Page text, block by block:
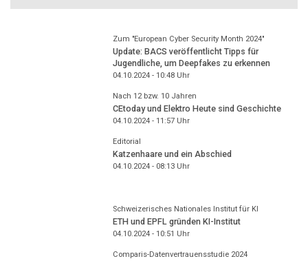
Zum "European Cyber Security Month 2024"
Update: BACS veröffentlicht Tipps für
Jugendliche, um Deepfakes zu erkennen
04.10.2024 - 10:48Uhr
Nach 12 bzw. 10 Jahren
CEtoday und Elektro Heute sind Geschichte
04.10.2024 - 11:57Uhr
Editorial
Katzenhaare und ein Abschied
04.10.2024 - 08:13Uhr
Schweizerisches Nationales Institut für KI
ETH und EPFL gründen KI-Institut
04.10.2024 - 10:51 Uhr
Comparis-Datenvertrauensstudie 2024